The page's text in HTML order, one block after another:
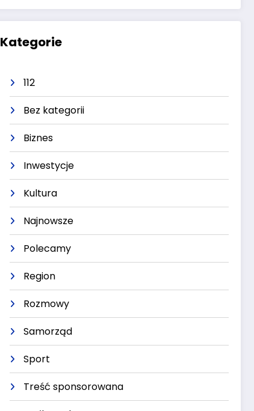
Kategorie
112
Bez kategorii
Biznes
Inwestycje
Kultura
Najnowsze
Polecamy
Region
Rozmowy
Samorząd
Sport
Treść sponsorowana